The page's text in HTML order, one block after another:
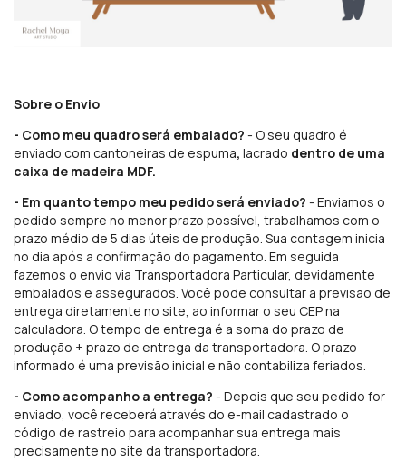
Sobre o Envio
- Como meu quadro será embalado? - O seu quadro é
enviado com cantoneiras de espuma, lacrado dentro de uma
caixa de madeira MDF.
- Em quanto tempo meu pedido será enviado? - Enviamos o
pedido sempre no menor prazo possível, trabalhamos com o
prazo médio de 5 dias úteis de produção. Sua contagem inicia
no dia após a confirmação do pagamento. Em seguida
fazemos o envio via Transportadora Particular, devidamente
embalados e assegurados. Você pode consultar a previsão de
entrega diretamente no site, ao informar o seu CEP na
calculadora. O tempo de entrega é a soma do prazo de
produção + prazo de entrega da transportadora. O prazo
informado é uma previsão inicial e não contabiliza feriados.
- Como acompanho a entrega? - Depois que seu pedido for
enviado, você receberá através do e-mail cadastrado o
código de rastreio para acompanhar sua entrega mais
precisamente no site da transportadora.